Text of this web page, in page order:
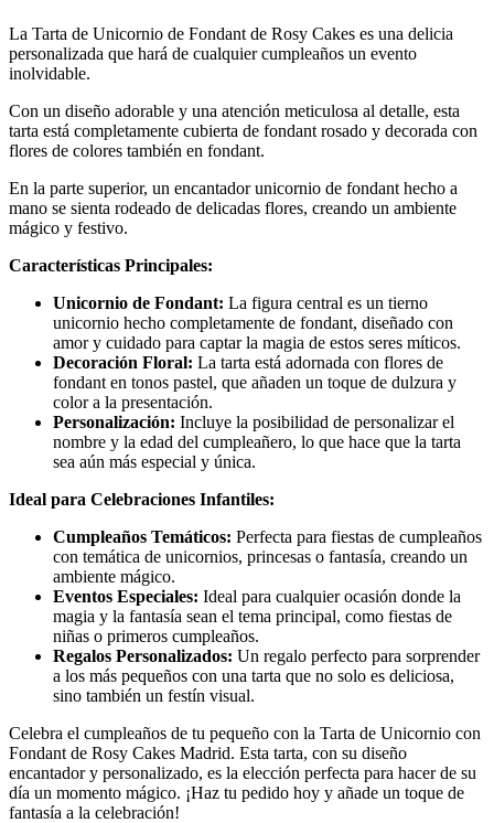
La Tarta de Unicornio de Fondant de Rosy Cakes es una delicia
personalizada que hará de cualquier cumpleaños un evento
inolvidable.
Con un diseño adorable y una atención meticulosa al detalle, esta
tarta está completamente cubierta de fondant rosado y decorada con
flores de colores también en fondant.
En la parte superior, un encantador unicornio de fondant hecho a
mano se sienta rodeado de delicadas flores, creando un ambiente
mágico y festivo.
Características Principales:
Unicornio de Fondant: La figura central es un tierno
unicornio hecho completamente de fondant, diseñado con
amor y cuidado para captar la magia de estos seres míticos.
Decoración Floral: La tarta está adornada con flores de
fondant en tonos pastel, que añaden un toque de dulzura y
color a la presentación.
Personalización: Incluye la posibilidad de personalizar el
nombre y la edad del cumpleañero, lo que hace que la tarta
sea aún más especial y única.
Ideal para Celebraciones Infantiles:
Cumpleaños Temáticos: Perfecta para fiestas de cumpleaños
con temática de unicornios, princesas o fantasía, creando un
ambiente mágico.
Eventos Especiales: Ideal para cualquier ocasión donde la
magia y la fantasía sean el tema principal, como fiestas de
niñas o primeros cumpleaños.
Regalos Personalizados: Un regalo perfecto para sorprender
a los más pequeños con una tarta que no solo es deliciosa,
sino también un festín visual.
Celebra el cumpleaños de tu pequeño con la Tarta de Unicornio con
Fondant de Rosy Cakes Madrid. Esta tarta, con su diseño
encantador y personalizado, es la elección perfecta para hacer de su
día un momento mágico. ¡Haz tu pedido hoy y añade un toque de
fantasía a la celebración!